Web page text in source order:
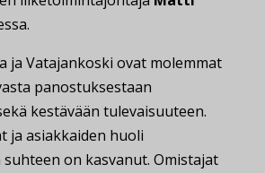
ja Vatajankoski ovat molemmat
panostuksestaan
kestävään tulevaisuuteen.
ja asiakkaiden huoli
on kasvanut. Omistajat